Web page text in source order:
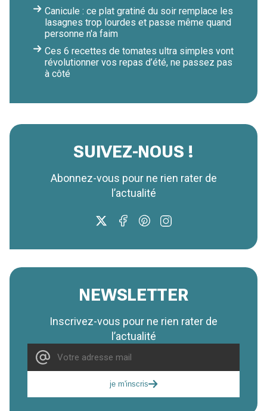
Canicule : ce plat gratiné du soir remplace les
lasagnes trop lourdes et passe même quand
personne n'a faim
Ces 6 recettes de tomates ultra simples vont
révolutionner vos repas d’été, ne passez pas
à côté
SUIVEZ-NOUS !
Abonnez-vous pour ne rien rater de
l’actualité
NEWSLETTER
Inscrivez-vous pour ne rien rater de
l’actualité
je m'inscris